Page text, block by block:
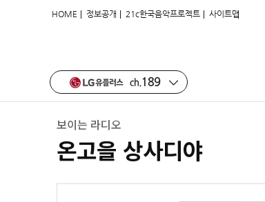
HOME | 정보공개 | 21c한국음악프로젝트 | 사이트맵
보이는 라디오
온고을 상사디야